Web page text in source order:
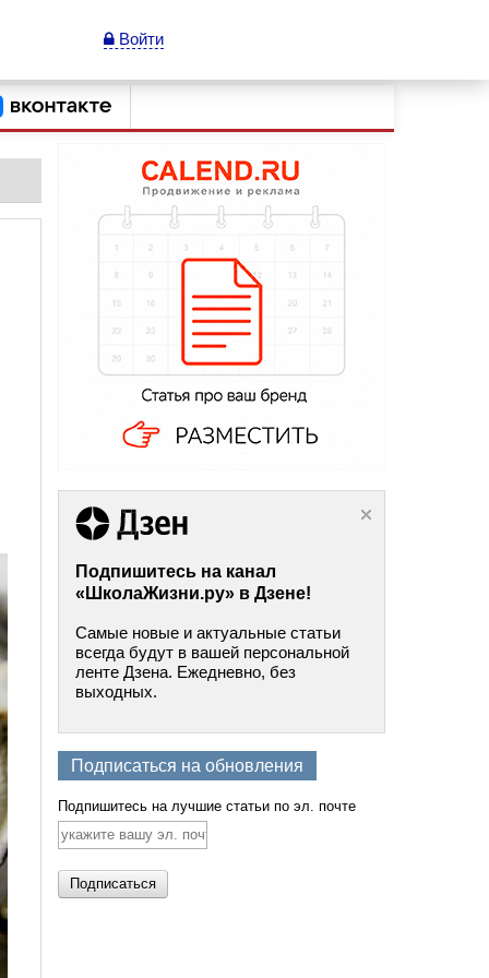
Войти
Подпишитесь на канал
«ШколаЖизни.ру» в Дзене!
Самые новые и актуальные статьи
всегда будут в вашей персональной
ленте Дзена. Ежедневно, без
выходных.
Подписаться на обновления
Подпишитесь на лучшие статьи по эл. почте